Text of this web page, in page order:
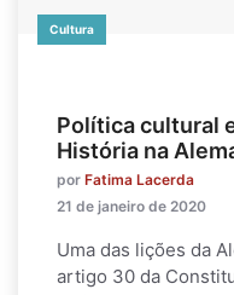
Cultura
Política cultural
História na
por Fatima Lacerda
21 de janeiro de 2020
Uma das lições da
artigo 30 da